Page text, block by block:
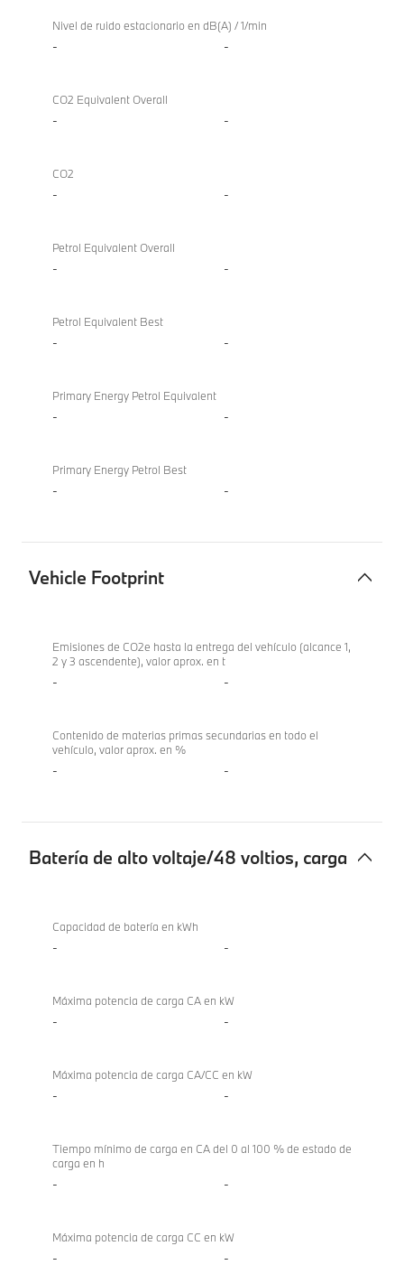
Nivel de ruido estacionario en dB(A) / 1/min
- -
CO2 Equivalent Overall
- -
CO2
- -
Petrol Equivalent Overall
- -
Petrol Equivalent Best
- -
Primary Energy Petrol Equivalent
- -
Primary Energy Petrol Best
- -
Vehicle Footprint
Footprint
Emisiones de CO2e hasta la entrega del vehículo (alcance 1,
2 y 3 ascendente), valor aprox. en t
- -
Contenido de materias primas secundarias en todo el
vehículo, valor aprox. en %
- -
Batería de alto voltaje/48 voltios, carga
carga
Capacidad de batería en kWh
- -
Máxima potencia de carga CA en kW
- -
Máxima potencia de carga CA/CC en kW
- -
Tiempo mínimo de carga en CA del 0 al 100 % de estado de
carga en h
- -
Máxima potencia de carga CC en kW
- -